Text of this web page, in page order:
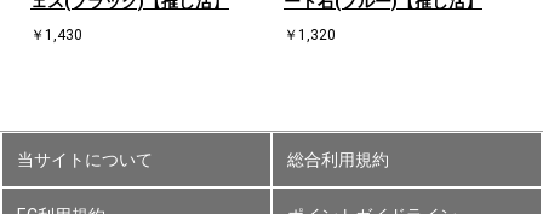
￥1,430 ￥1,320
当サイトについて 総合利用規約